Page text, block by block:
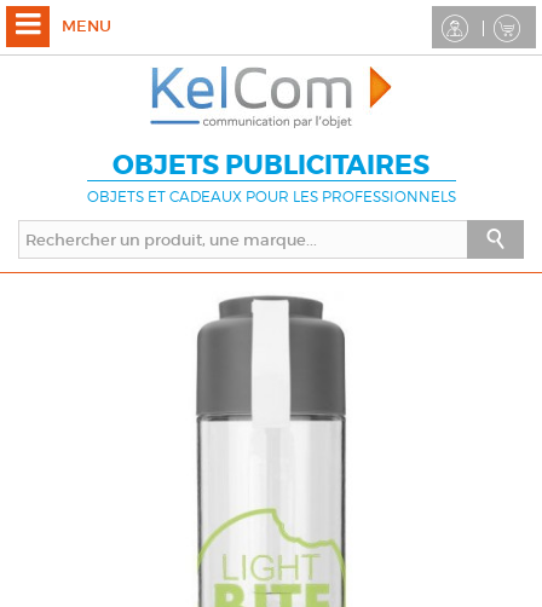
OBJETS PUBLICITAIRES
OBJETS ET CADEAUX POUR LES PROFESSIONNELS
MENU